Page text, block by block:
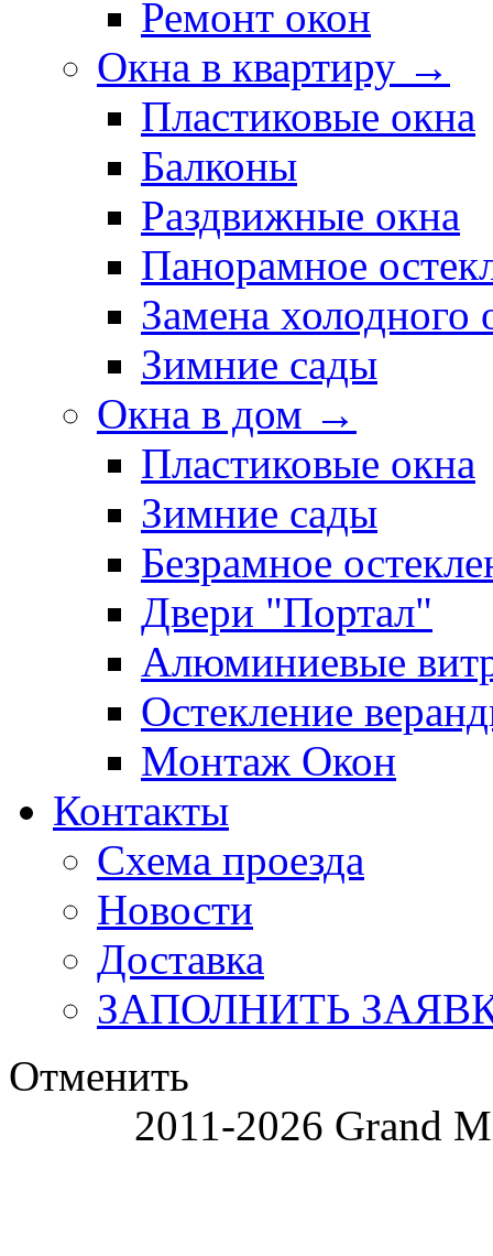
Ремонт окон
Окна в квартиру →
Пластиковые окна
Балконы
Раздвижные окна
Панорамное
Замена холодного
Зимние сады
Окна в дом →
Пластиковые окна
Зимние сады
Безрамное
Двери "Портал"
Алюминиевые
Остекление
Монтаж Окон
Контакты
Схема проезда
Новости
Доставка
ЗАПОЛНИТЬ
Отменить
2011-2026 Grand